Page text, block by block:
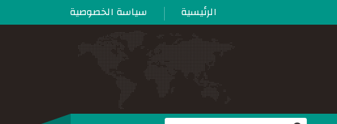
الرئيسية سياسة الخصوصية